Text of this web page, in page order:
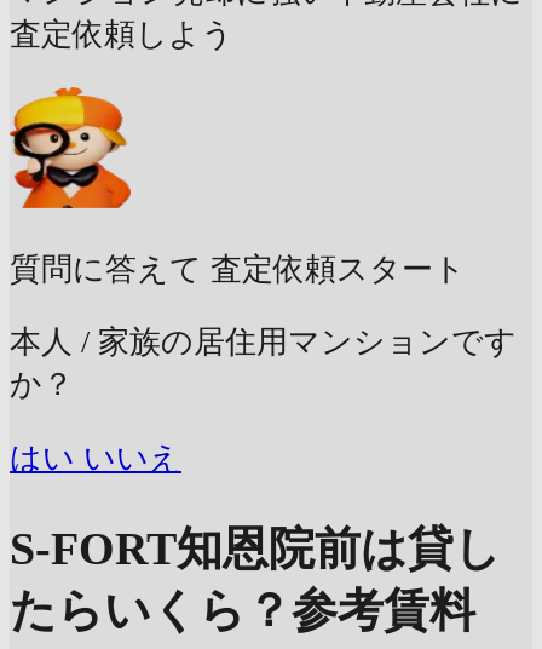
査定依頼しよう
質問に答えて 査定依頼スタート
本人 / 家族の居住用マンションです
か？
はい いいえ
S-FORT知恩院前は貸し
たらいくら？参考賃料